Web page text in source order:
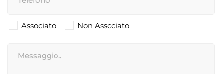
Associato Non Associato